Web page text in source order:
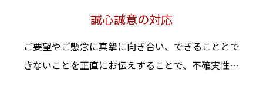
誠心誠意の対応
ご要望やご懸念に真摯に向き合い、できることとで
きないことを正直にお伝えすることで、不確実性を